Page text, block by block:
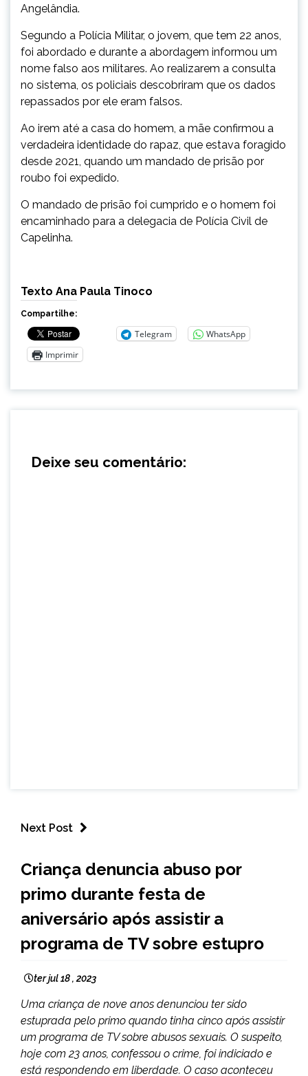
Angelândia.
Segundo a Polícia Militar, o jovem, que tem 22 anos,
foi abordado e durante a abordagem informou um
nome falso aos militares. Ao realizarem a consulta
no sistema, os policiais descobriram que os dados
repassados por ele eram falsos.
Ao irem até a casa do homem, a mãe confirmou a
verdadeira identidade do rapaz, que estava foragido
desde 2021, quando um mandado de prisão por
roubo foi expedido.
O mandado de prisão foi cumprido e o homem foi
encaminhado para a delegacia de Polícia Civil de
Capelinha.
Texto Ana Paula Tinoco
Compartilhe:
Telegram
WhatsApp
Imprimir
Deixe seu comentário:
Next Post
GERAIS
NOTÍCIAS
Criança denuncia abuso por
primo durante festa de
aniversário após assistir a
programa de TV sobre estupro
ter jul 18 , 2023
Uma criança de nove anos denunciou ter sido
estuprada pelo primo quando tinha cinco após assistir
um programa de TV sobre abusos sexuais. O suspeito,
hoje com 23 anos, confessou o crime, foi indiciado e
está respondendo em liberdade. O caso aconteceu